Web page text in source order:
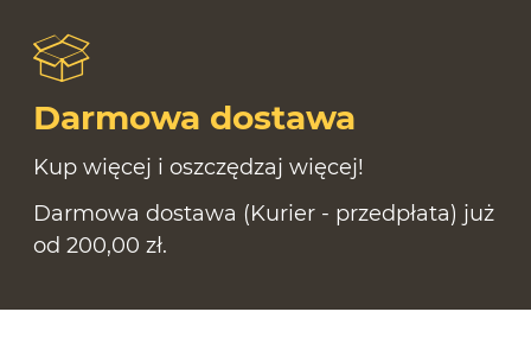
Darmowa dostawa
Kup więcej i oszczędzaj więcej!
Darmowa dostawa (Kurier - przedpłata) już
od 200,00 zł.